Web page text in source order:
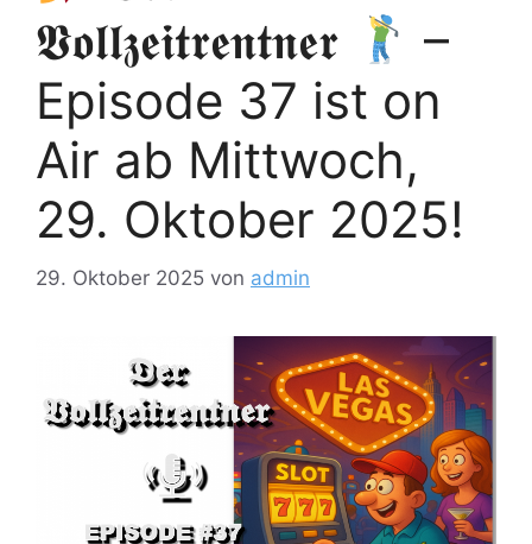
𝖁𝖔𝖑𝖑𝖟𝖊𝖎𝖙𝖗𝖊𝖓𝖙𝖓𝖊𝖗
–
Episode 37 ist on
Air ab Mittwoch,
29. Oktober 2025!
29. Oktober 2025 von admin